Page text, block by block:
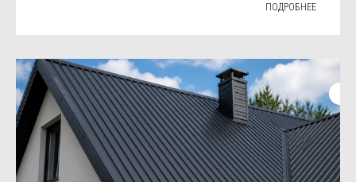
ПОДРОБНЕЕ